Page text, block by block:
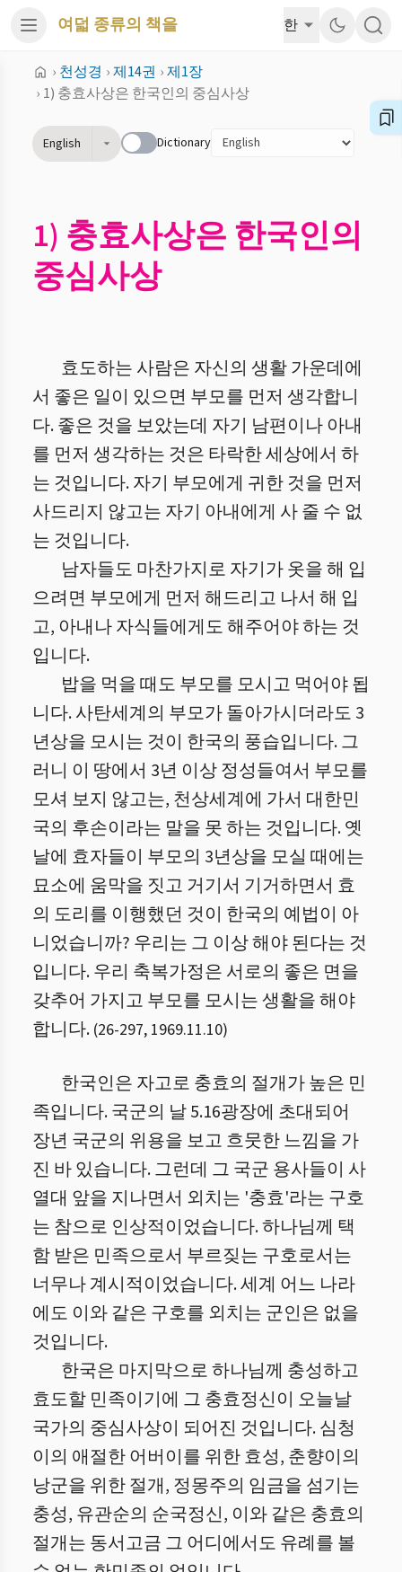
여덟 종류의 책을 한
› 천성경 ›제14권 ›제1장
› 1) 충효사상은 한국인의 중심사상
English Dictionary
1) 충효사상은 한국인의
중심사상
효도하는 사람은 자신의 생활 가운데에
서 좋은 일이 있으면 부모를 먼저 생각합니
다. 좋은 것을 보았는데 자기 남편이나 아내
를 먼저 생각하는 것은 타락한 세상에서 하
는 것입니다. 자기 부모에게 귀한 것을 먼저
사드리지 않고는 자기 아내에게 사 줄 수 없
는 것입니다.
남자들도 마찬가지로 자기가 옷을 해 입
으려면 부모에게 먼저 해드리고 나서 해 입
고, 아내나 자식들에게도 해주어야 하는 것
입니다.
밥을 먹을 때도 부모를 모시고 먹어야 됩
니다. 사탄세계의 부모가 돌아가시더라도 3
년상을 모시는 것이 한국의 풍습입니다. 그
러니 이 땅에서 3년 이상 정성들여서 부모를
모셔 보지 않고는, 천상세계에 가서 대한민
국의 후손이라는 말을 못 하는 것입니다. 옛
날에 효자들이 부모의 3년상을 모실 때에는
묘소에 움막을 짓고 거기서 기거하면서 효
의 도리를 이행했던 것이 한국의 예법이 아
니었습니까? 우리는 그 이상 해야 된다는 것
입니다. 우리 축복가정은 서로의 좋은 면을
갖추어 가지고 부모를 모시는 생활을 해야
합니다. (26-297, 1969.11.10)
한국인은 자고로 충효의 절개가 높은 민
족입니다. 국군의 날 5.16광장에 초대되어
장년 국군의 위용을 보고 흐뭇한 느낌을 가
진 바 있습니다. 그런데 그 국군 용사들이 사
열대 앞을 지나면서 외치는 '충효'라는 구호
는 참으로 인상적이었습니다. 하나님께 택
함 받은 민족으로서 부르짖는 구호로서는
너무나 계시적이었습니다. 세계 어느 나라
에도 이와 같은 구호를 외치는 군인은 없을
것입니다.
한국은 마지막으로 하나님께 충성하고
효도할 민족이기에 그 충효정신이 오늘날
국가의 중심사상이 되어진 것입니다. 심청
이의 애절한 어버이를 위한 효성, 춘향이의
낭군을 위한 절개, 정몽주의 임금을 섬기는
충성, 유관순의 순국정신, 이와 같은 충효의
절개는 동서고금 그 어디에서도 유례를 볼